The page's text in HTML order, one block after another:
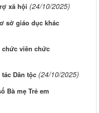
xã hội (24/10/2025)
sở giáo dục khác
chức viên chức
Dân tộc (24/10/2025)
Bà mẹ Trẻ em